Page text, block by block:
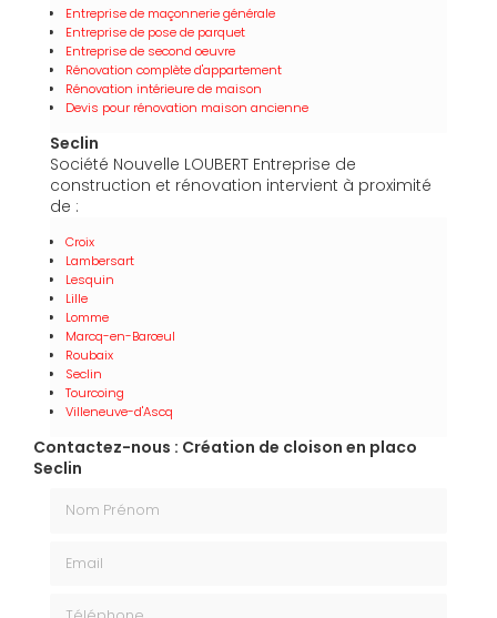
Entreprise de maçonnerie générale
Entreprise de pose de parquet
Entreprise de second oeuvre
Rénovation complète d'appartement
Rénovation intérieure de maison
Devis pour rénovation maison ancienne
Seclin
Société Nouvelle LOUBERT Entreprise de
construction et rénovation intervient à proximité
de :
Croix
Lambersart
Lesquin
Lille
Lomme
Marcq-en-Barœul
Roubaix
Seclin
Tourcoing
Villeneuve-d'Ascq
Contactez-nous : Création de cloison en placo
Seclin